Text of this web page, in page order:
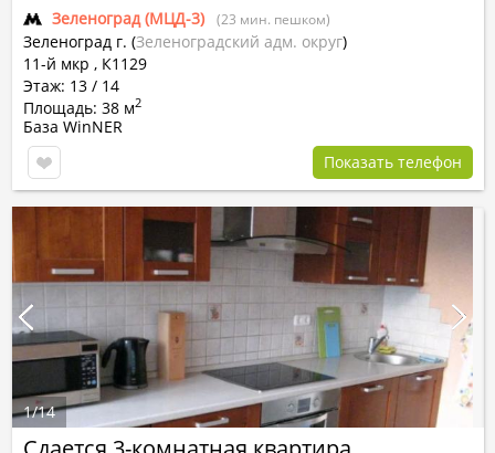
Зеленоград (МЦД-3) (23 мин. пешком)
Зеленоград г. (Зеленоградский адм. округ)
11-й мкр , К1129
Этаж: 13 / 14
Площадь: 38 м2
База WinNER
Показать телефон
1/14